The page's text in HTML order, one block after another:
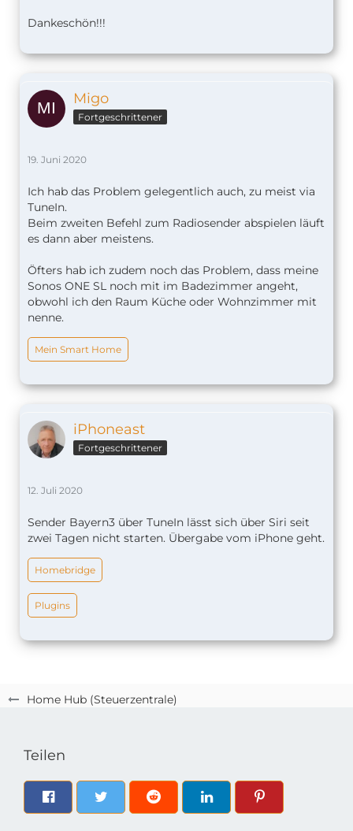
Home Hub (Steuerzentrale)
Dankeschön!!!
Migo
Fortgeschrittener
19. Juni 2020
Ich hab das Problem gelegentlich auch, zu meist via
TuneIn.
Beim zweiten Befehl zum Radiosender abspielen läuft
es dann aber meistens.
Öfters hab ich zudem noch das Problem, dass meine
Sonos ONE SL noch mit im Badezimmer angeht,
obwohl ich den Raum Küche oder Wohnzimmer mit
nenne.
Mein Smart Home
iPhoneast
Fortgeschrittener
12. Juli 2020
Sender Bayern3 über TuneIn lässt sich über Siri seit
zwei Tagen nicht starten. Übergabe vom iPhone geht.
Homebridge
Plugins
Teilen